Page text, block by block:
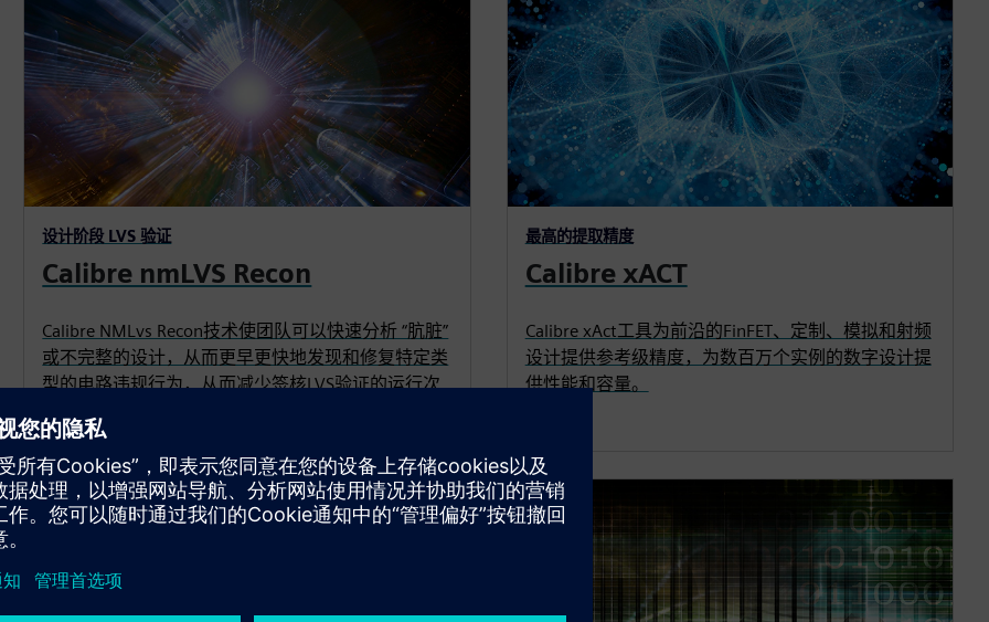
设计阶段 LVS 验证
Calibre nmLVS Recon
Calibre NMLvs Recon技术使团队可以快速分析 “肮脏”
或不完整的设计，从而更早更快地发现和修复特定类
型的电路违规行为，从而减少签核LVS验证的运行次
最高的提取精度
Calibre xACT
Calibre xAct工具为前沿的FinFET、定制、模拟和射频
设计提供参考级精度，为数百万个实例的数字设计提
供性能和容量。